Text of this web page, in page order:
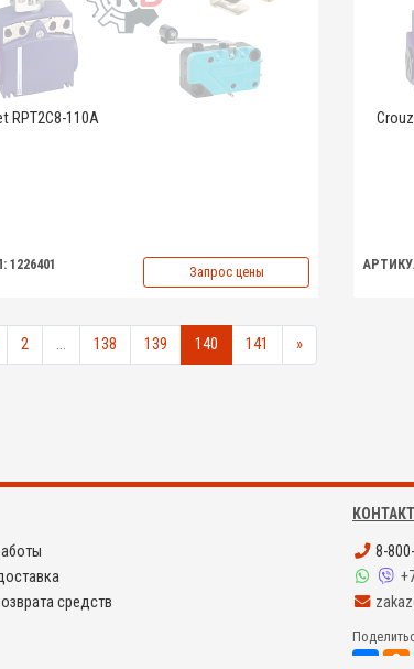
RPT2C8-110A
Запрос цены
2 ... 138 139 140 141 »
средств
8-